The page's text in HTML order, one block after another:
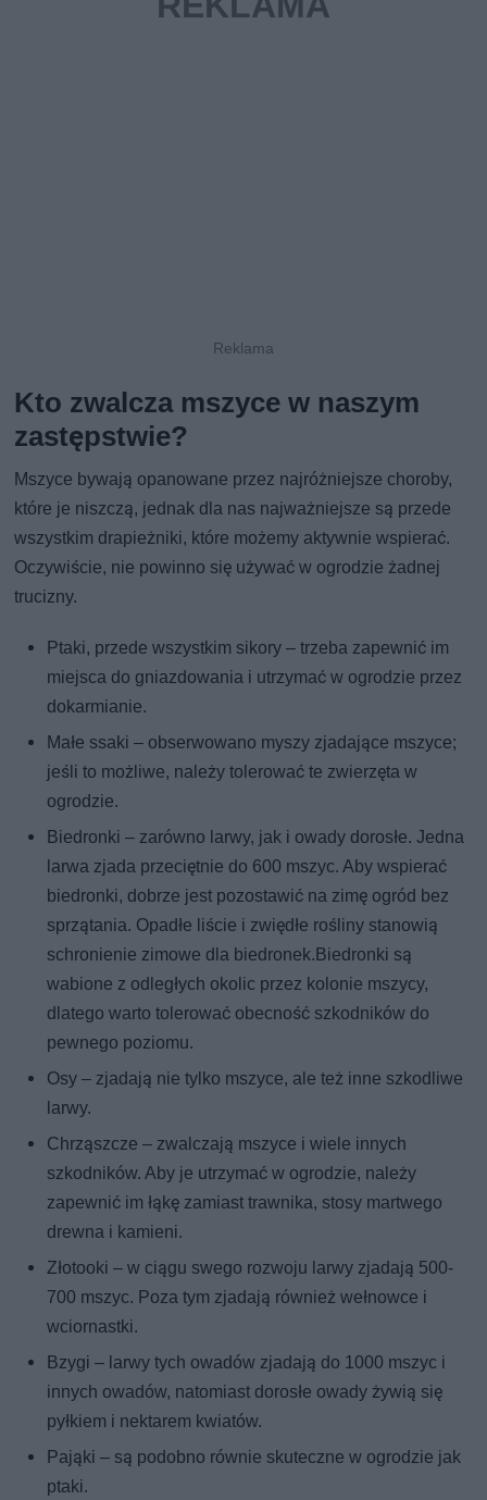
Kto zwalcza mszyce w naszym
zastępstwie?
Mszyce bywają opanowane przez najróżniejsze choroby,
które je niszczą, jednak dla nas najważniejsze są przede
wszystkim drapieżniki, które możemy aktywnie wspierać.
Oczywiście, nie powinno się używać w ogrodzie żadnej
trucizny.
Ptaki, przede wszystkim sikory – trzeba zapewnić im
miejsca do gniazdowania i utrzymać w ogrodzie przez
dokarmianie.
Małe ssaki – obserwowano myszy zjadające mszyce;
jeśli to możliwe, należy tolerować te zwierzęta w
ogrodzie.
Biedronki – zarówno larwy, jak i owady dorosłe. Jedna
larwa zjada przeciętnie do 600 mszyc. Aby wspierać
biedronki, dobrze jest pozostawić na zimę ogród bez
sprzątania. Opadłe liście i zwiędłe rośliny stanowią
schronienie zimowe dla biedronek.Biedronki są
wabione z odległych okolic przez kolonie mszycy,
dlatego warto tolerować obecność szkodników do
pewnego poziomu.
Osy – zjadają nie tylko mszyce, ale też inne szkodliwe
larwy.
Chrząszcze – zwalczają mszyce i wiele innych
szkodników. Aby je utrzymać w ogrodzie, należy
zapewnić im łąkę zamiast trawnika, stosy martwego
drewna i kamieni.
Złotooki – w ciągu swego rozwoju larwy zjadają 500-
700 mszyc. Poza tym zjadają również wełnowce i
wciornastki.
Bzygi – larwy tych owadów zjadają do 1000 mszyc i
innych owadów, natomiast dorosłe owady żywią się
pyłkiem i nektarem kwiatów.
Pająki – są podobno równie skuteczne w ogrodzie jak
ptaki.